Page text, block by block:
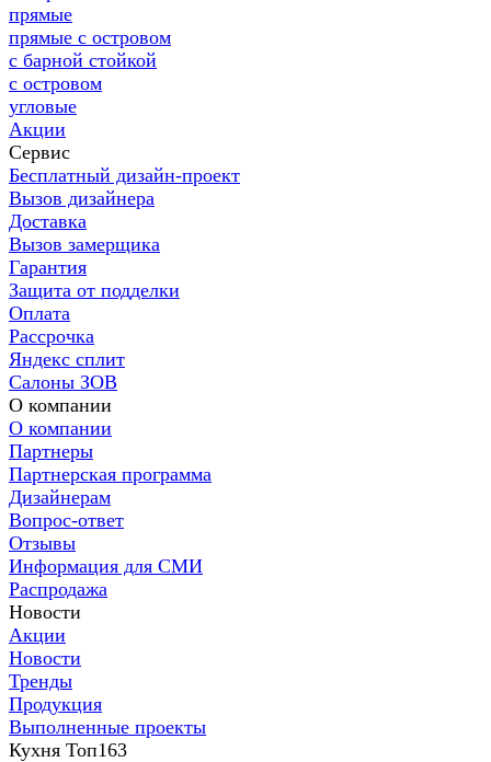
прямые
прямые с островом
с барной стойкой
с островом
угловые
Акции
Сервис
Бесплатный дизайн-проект
Вызов дизайнера
Доставка
Вызов замерщика
Гарантия
Защита от подделки
Оплата
Рассрочка
Яндекс сплит
Салоны ЗОВ
О компании
О компании
Партнеры
Партнерская программа
Дизайнерам
Вопрос-ответ
Отзывы
Информация для СМИ
Распродажа
Новости
Акции
Новости
Тренды
Продукция
Выполненные проекты
Кухня Топ163